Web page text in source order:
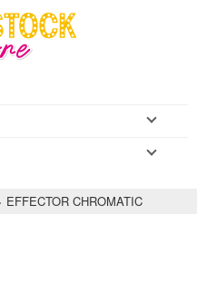
EFFECTOR CHROMATIC